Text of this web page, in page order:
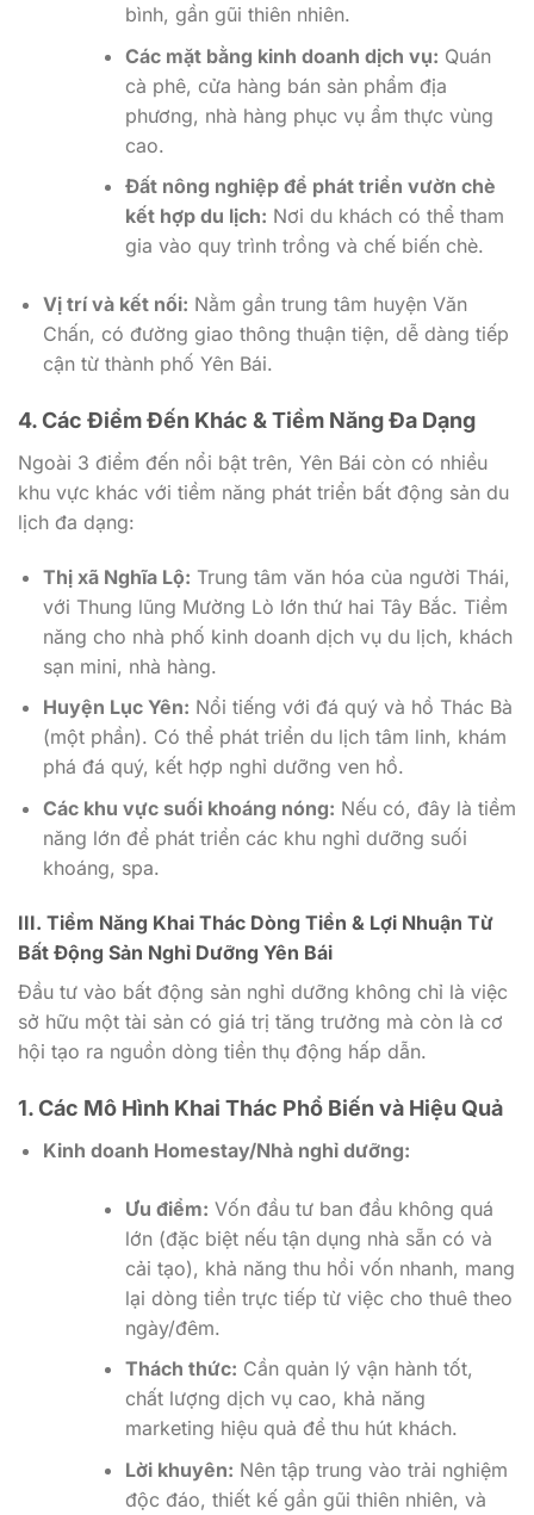
bình, gần gũi thiên nhiên.
Các mặt bằng kinh doanh dịch vụ: Quán
cà phê, cửa hàng bán sản phẩm địa
phương, nhà hàng phục vụ ẩm thực vùng
cao.
Đất nông nghiệp để phát triển vườn chè
kết hợp du lịch: Nơi du khách có thể tham
gia vào quy trình trồng và chế biến chè.
Vị trí và kết nối: Nằm gần trung tâm huyện Văn
Chấn, có đường giao thông thuận tiện, dễ dàng tiếp
cận từ thành phố Yên Bái.
4. Các Điểm Đến Khác & Tiềm Năng Đa Dạng
Ngoài 3 điểm đến nổi bật trên, Yên Bái còn có nhiều
khu vực khác với tiềm năng phát triển bất động sản du
lịch đa dạng:
Thị xã Nghĩa Lộ: Trung tâm văn hóa của người Thái,
với Thung lũng Mường Lò lớn thứ hai Tây Bắc. Tiềm
năng cho nhà phố kinh doanh dịch vụ du lịch, khách
sạn mini, nhà hàng.
Huyện Lục Yên: Nổi tiếng với đá quý và hồ Thác Bà
(một phần). Có thể phát triển du lịch tâm linh, khám
phá đá quý, kết hợp nghỉ dưỡng ven hồ.
Các khu vực suối khoáng nóng: Nếu có, đây là tiềm
năng lớn để phát triển các khu nghỉ dưỡng suối
khoáng, spa.
III. Tiềm Năng Khai Thác Dòng Tiền & Lợi Nhuận Từ
Bất Động Sản Nghỉ Dưỡng Yên Bái
Đầu tư vào bất động sản nghỉ dưỡng không chỉ là việc
sở hữu một tài sản có giá trị tăng trưởng mà còn là cơ
hội tạo ra nguồn dòng tiền thụ động hấp dẫn.
1. Các Mô Hình Khai Thác Phổ Biến và Hiệu Quả
Kinh doanh Homestay/Nhà nghỉ dưỡng:
Ưu điểm: Vốn đầu tư ban đầu không quá
lớn (đặc biệt nếu tận dụng nhà sẵn có và
cải tạo), khả năng thu hồi vốn nhanh, mang
lại dòng tiền trực tiếp từ việc cho thuê theo
ngày/đêm.
Thách thức: Cần quản lý vận hành tốt,
chất lượng dịch vụ cao, khả năng
marketing hiệu quả để thu hút khách.
Lời khuyên: Nên tập trung vào trải nghiệm
độc đáo, thiết kế gần gũi thiên nhiên, và